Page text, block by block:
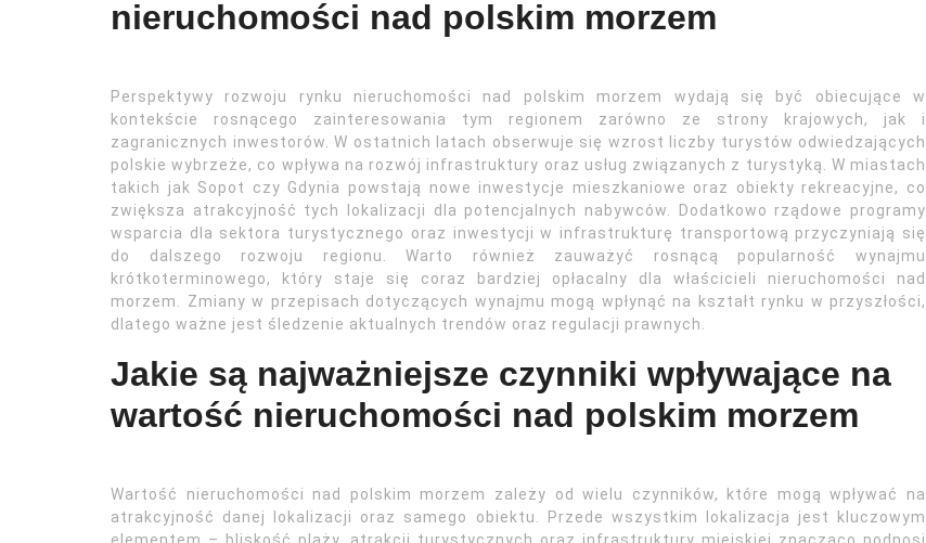
nieruchomości nad polskim morzem
Perspektywy rozwoju rynku nieruchomości nad polskim morzem wydają się być obiecujące w
kontekście rosnącego zainteresowania tym regionem zarówno ze strony krajowych, jak i
zagranicznych inwestorów. W ostatnich latach obserwuje się wzrost liczby turystów odwiedzających
polskie wybrzeże, co wpływa na rozwój infrastruktury oraz usług związanych z turystyką. W miastach
takich jak Sopot czy Gdynia powstają nowe inwestycje mieszkaniowe oraz obiekty rekreacyjne, co
zwiększa atrakcyjność tych lokalizacji dla potencjalnych nabywców. Dodatkowo rządowe programy
wsparcia dla sektora turystycznego oraz inwestycji w infrastrukturę transportową przyczyniają się
do dalszego rozwoju regionu. Warto również zauważyć rosnącą popularność wynajmu
krótkoterminowego, który staje się coraz bardziej opłacalny dla właścicieli nieruchomości nad
morzem. Zmiany w przepisach dotyczących wynajmu mogą wpłynąć na kształt rynku w przyszłości,
dlatego ważne jest śledzenie aktualnych trendów oraz regulacji prawnych.
Jakie są najważniejsze czynniki wpływające na
wartość nieruchomości nad polskim morzem
Wartość nieruchomości nad polskim morzem zależy od wielu czynników, które mogą wpływać na
atrakcyjność danej lokalizacji oraz samego obiektu. Przede wszystkim lokalizacja jest kluczowym